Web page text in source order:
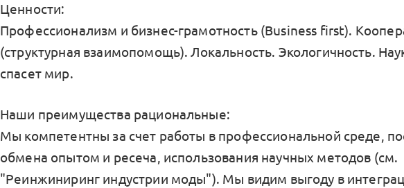
Ценности:
Профессионализм и бизнес-грамотность (Business first).
(структурная взаимопомощь). Локальность. Экологичность.
спасет мир.
Наши преимущества рациональные:
Мы компетентны за счет работы в профессиональной среде,
обмена опытом и ресеча, использования научных методов (см.
"Реинжиниринг индустрии моды"). Мы видим выгоду в